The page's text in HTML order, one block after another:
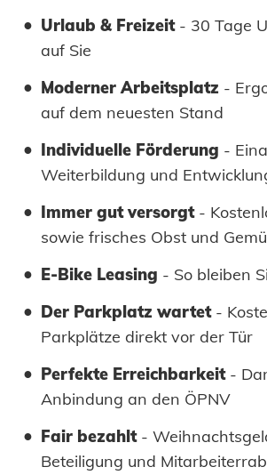
Urlaub & Freizeit- 30 Tage
auf Sie
Moderner Arbeitsplatz -
auf dem neuesten Stand
Individuelle Förderung -
Weiterbildung und
Immer gut versorgt-
sowie frisches Obst und
E-Bike Leasing - So bleiben
Der Parkplatz wartet-
Parkplätze direkt vor der Tür
Perfekte Erreichbarkeit-
Anbindung an den ÖPNV
Fair bezahlt-
Beteiligung und